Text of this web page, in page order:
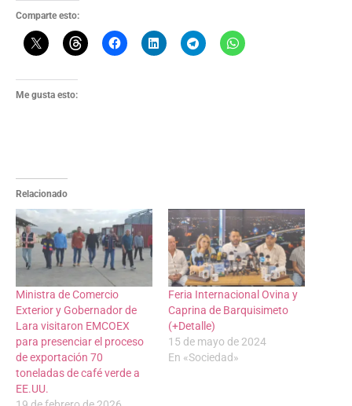
Comparte esto:
Me gusta esto:
Relacionado
Ministra de Comercio
Exterior y Gobernador de
Lara visitaron EMCOEX
para presenciar el proceso
de exportación 70
toneladas de café verde a
EE.UU.
Feria Internacional Ovina y
Caprina de Barquisimeto
(+Detalle)
15 de mayo de 2024
En «Sociedad»